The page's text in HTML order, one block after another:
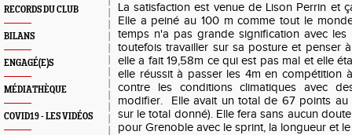
RECORDS DU CLUB
BILANS
ENGAGÉ(E)S
MÉDIATHÈQUE
COVID19 - LES VIDÉOS
La satisfaction est venue de Lison Perrin et
Elle a peiné au 100 m comme tout le
temps n'a pas grande signification avec
toutefois travailler sur sa posture et penser
elle a fait 19,58m ce qui est pas mal et elle
elle réussit à passer les 4m en compétition
contre les conditions climatiques avec
modifier. Elle avait un total de 67 points au
sur le total donné). Elle fera sans aucun
pour Grenoble avec le sprint, la longueur et